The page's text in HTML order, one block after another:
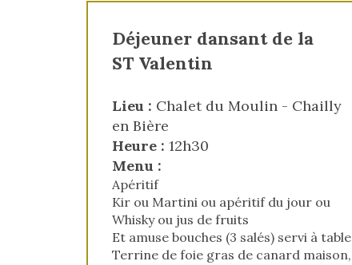
Déjeuner dansant de la
ST Valentin
Lieu : Chalet du Moulin - Chailly
en Bière
Heure : 12h30
Menu :
Apéritif
Kir ou Martini ou apéritif du jour ou
Whisky ou jus de fruits
Et amuse bouches (3 salés) servi à table
Terrine de foie gras de canard maison,